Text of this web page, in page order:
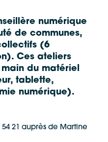
numérique
de communes,
(6
Ces ateliers
du matériel
tablette,
numérique).
54 21 auprès de Martine